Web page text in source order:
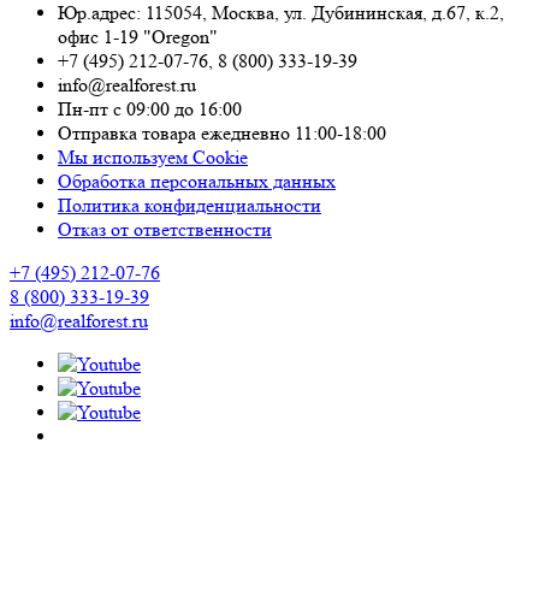
Юр.адрес: 115054, Москва, ул. Дубининская, д.67, к.2,
офис 1-19 "Oregon"
+7 (495) 212-07-76, 8 (800) 333-19-39
info@realforest.ru
Пн-пт с 09:00 до 16:00
Отправка товара ежедневно 11:00-18:00
Мы используем Cookie
Обработка персональных данных
Политика конфиденциальности
Отказ от ответственности
+7 (495) 212-07-76
8 (800) 333-19-39
info@realforest.ru